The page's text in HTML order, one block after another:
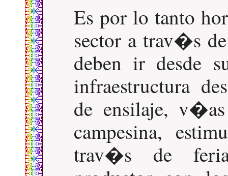
Es por lo tanto
sector a trav�s
deben ir desde
infraestructura
de ensilaje,
campesina,
trav�s de